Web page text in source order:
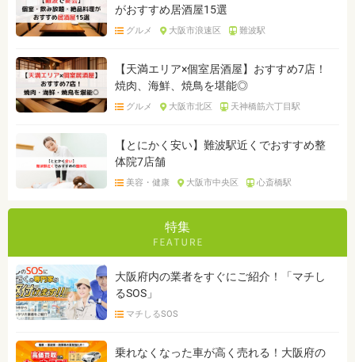
がおすすめ居酒屋15選
グルメ 大阪市浪速区 難波駅
【天満エリア×個室居酒屋】おすすめ7店！
焼肉、海鮮、焼鳥を堪能◎
グルメ 大阪市北区 天神橋筋六丁目駅
【とにかく安い】難波駅近くでおすすめ整
体院7店舗
美容・健康 大阪市中央区 心斎橋駅
特集
大阪府内の業者をすぐにご紹介！「マチし
るSOS」
マチしるSOS
乗れなくなった車が高く売れる！大阪府の